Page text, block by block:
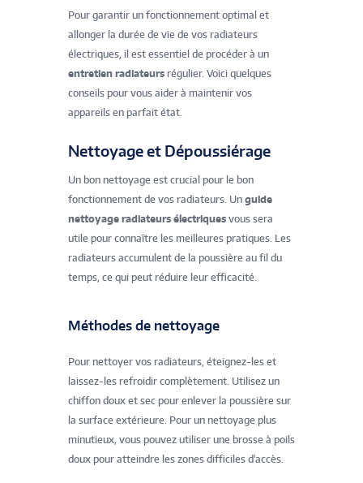
Pour garantir un fonctionnement optimal et
allonger la durée de vie de vos radiateurs
électriques, il est essentiel de procéder à un
entretien radiateurs régulier. Voici quelques
conseils pour vous aider à maintenir vos
appareils en parfait état.
Nettoyage et Dépoussiérage
Un bon nettoyage est crucial pour le bon
fonctionnement de vos radiateurs. Un guide
nettoyage radiateurs électriques vous sera
utile pour connaître les meilleures pratiques. Les
radiateurs accumulent de la poussière au fil du
temps, ce qui peut réduire leur efficacité.
Méthodes de nettoyage
Pour nettoyer vos radiateurs, éteignez-les et
laissez-les refroidir complètement. Utilisez un
chiffon doux et sec pour enlever la poussière sur
la surface extérieure. Pour un nettoyage plus
minutieux, vous pouvez utiliser une brosse à poils
doux pour atteindre les zones difficiles d'accès.